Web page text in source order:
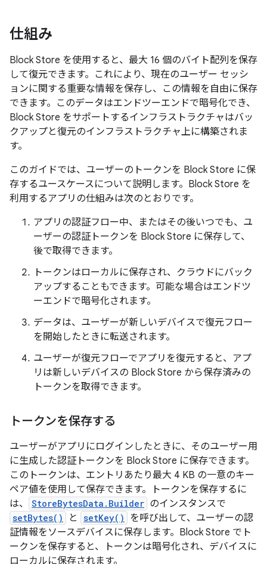
仕組み
Block Store を使用すると、最大 16 個のバイト配列を保存
して復元できます。これにより、現在のユーザー セッシ
ョンに関する重要な情報を保存し、この情報を自由に保存
できます。このデータはエンドツーエンドで暗号化でき、
Block Store をサポートするインフラストラクチャはバッ
クアップと復元のインフラストラクチャ上に構築されま
す。
このガイドでは、ユーザーのトークンを Block Store に保
存するユースケースについて説明します。Block Store を
利用するアプリの仕組みは次のとおりです。
アプリの認証フロー中、またはその後いつでも、ユ
ーザーの認証トークンを Block Store に保存して、
後で取得できます。
トークンはローカルに保存され、クラウドにバック
アップすることもできます。可能な場合はエンドツ
ーエンドで暗号化されます。
データは、ユーザーが新しいデバイスで復元フロー
を開始したときに転送されます。
ユーザーが復元フローでアプリを復元すると、アプ
リは新しいデバイスの Block Store から保存済みの
トークンを取得できます。
トークンを保存する
ユーザーがアプリにログインしたときに、そのユーザー用
に生成した認証トークンを Block Store に保存できます。
このトークンは、エントリあたり最大 4 KB の一意のキー
ペア値を使用して保存できます。トークンを保存するに
は、
StoreBytesData.Builder のインスタンスで
setBytes() と setKey()
を呼び出して、ユーザーの認
証情報をソースデバイスに保存します。Block Store でト
ークンを保存すると、トークンは暗号化され、デバイスに
ローカルに保存されます。